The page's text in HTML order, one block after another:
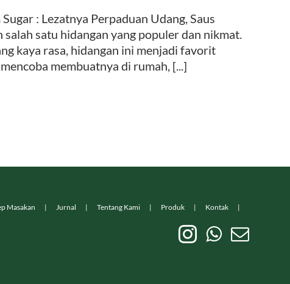
: Lezatnya Perpaduan Udang, Saus
satu hidangan yang populer dan nikmat.
kaya rasa, hidangan ini menjadi favorit
membuatnya di rumah, [...]
Masakan Jurnal Tentang Kami Produk Kontak